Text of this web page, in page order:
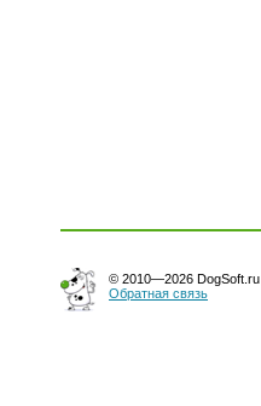
© 2010—2026 DogSoft.ru
Обратная связь